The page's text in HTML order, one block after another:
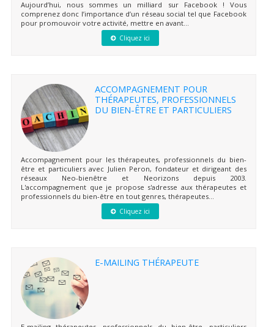
Aujourd’hui, nous sommes un milliard sur Facebook ! Vous
comprenez donc l’importance d’un réseau social tel que Facebook
pour promouvoir votre activité, mettre en avant...
Cliquez ici
ACCOMPAGNEMENT POUR
THÉRAPEUTES, PROFESSIONNELS
DU BIEN-ÊTRE ET PARTICULIERS
Accompagnement pour les thérapeutes, professionnels du bien-
être et particuliers avec Julien Peron, fondateur et dirigeant des
réseaux Neo-bienêtre et Neorizons depuis 2003.
L'accompagnement que je propose s'adresse aux thérapeutes et
professionnels du bien-être en tout genres, thérapeutes...
Cliquez ici
E-MAILING THÉRAPEUTE